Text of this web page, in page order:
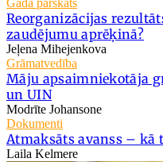
Gada pārskats
Reorganizācijas
zaudējumu aprēķinā?
Jeļena Mihejenkova
Grāmatvedība
Māju apsaimniekotāja
un UIN
Modrīte Johansone
Dokumenti
Atmaksāts avanss – kā
Laila Kelmere